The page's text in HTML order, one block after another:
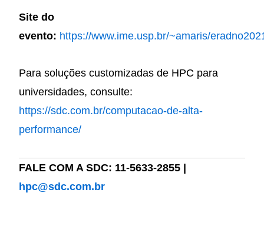
Site do
evento: https://www.ime.usp.br/~amaris/
Para soluções customizadas de HPC para
universidades, consulte:
https://sdc.com.br/computacao-de-alta-
performance/
FALE COM A SDC: 11-5633-2855 |
hpc@sdc.com.br